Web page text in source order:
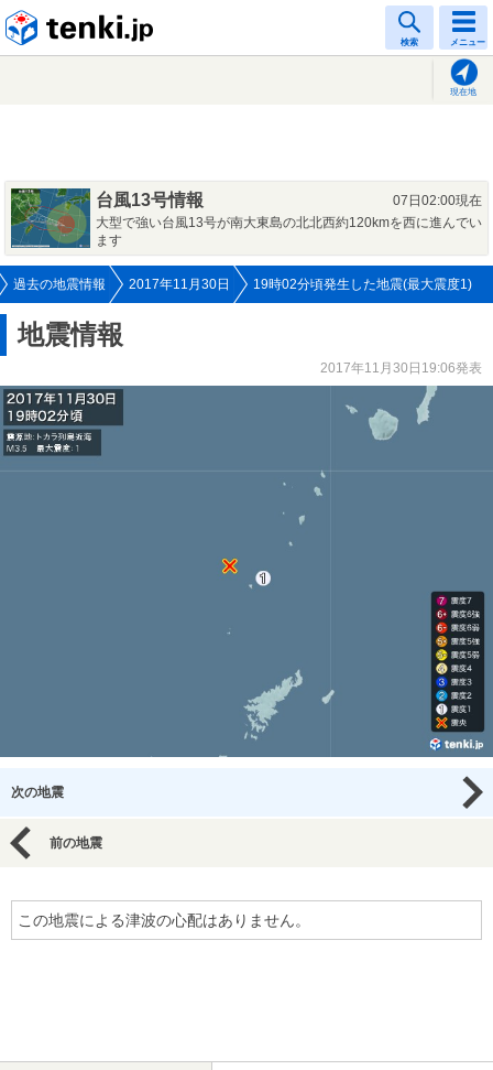
検索 メニュー
現在地
台風13号情報
07日02:00現在
大型で強い台風13号が南大東島の北北西約120kmを西に進んでい
ます
過去の地震情報 2017年11月30日 19時02分頃発生した地震(最大震度1)
地震情報
2017年11月30日19:06発表
次の地震
前の地震
この地震による津波の心配はありません。